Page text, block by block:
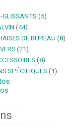
GLISSANTS (5)
(44)
DE BUREAU (8)
(21)
(8)
SPÉCIFIQUES (1)